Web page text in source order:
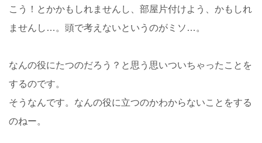
こう！とかかもしれませんし、部屋片付けよう、かもしれ
ませんし…。頭で考えないというのがミソ…。
なんの役にたつのだろう？と思う思いついちゃったことを
するのです。
そうなんです。なんの役に立つのかわからないことをする
のねー。